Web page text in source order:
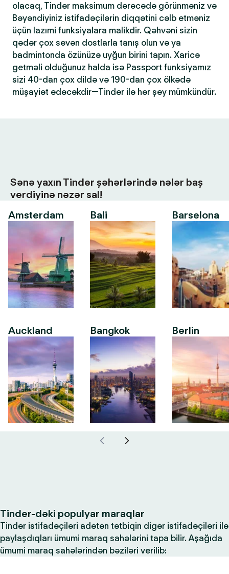
olacaq, Tinder maksimum dərəcədə görünməniz və
Bəyəndiyiniz istifadəçilərin diqqətini cəlb etməniz
üçün lazımi funksiyalara malikdir. Qəhvəni sizin
qədər çox sevən dostlarla tanış olun və ya
badmintonda özünüzə uyğun birini tapın. Xaricə
getməli olduğunuz halda isə Passport funksiyamız
sizi 40-dan çox dildə və 190-dan çox ölkədə
müşayiət edəcəkdir—Tinder ilə hər şey mümkündür.
Sənə yaxın Tinder şəhərlərində nələr baş
verdiyinə nəzər sal!
Amsterdam
Auckland
Bali
Bangkok
Barselona
Berlin
Tinder-dəki populyar maraqlar
Tinder istifadəçiləri adətən tətbiqin digər istifadəçiləri ilə
paylaşdıqları ümumi maraq sahələrini tapa bilir. Aşağıda
ümumi maraq sahələrindən bəziləri verilib: